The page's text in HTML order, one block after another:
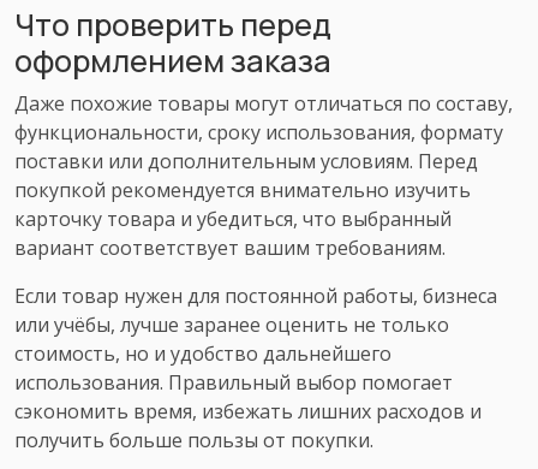
Что проверить перед
оформлением заказа
Даже похожие товары могут отличаться по составу,
функциональности, сроку использования, формату
поставки или дополнительным условиям. Перед
покупкой рекомендуется внимательно изучить
карточку товара и убедиться, что выбранный
вариант соответствует вашим требованиям.
Если товар нужен для постоянной работы, бизнеса
или учёбы, лучше заранее оценить не только
стоимость, но и удобство дальнейшего
использования. Правильный выбор помогает
сэкономить время, избежать лишних расходов и
получить больше пользы от покупки.